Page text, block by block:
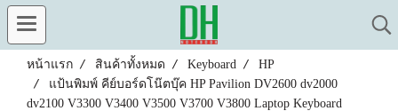
หน้าแรก สินค้าทั้งหมด Keyboard
HP
แป้นพิมพ์ คีย์บอร์ดโน๊ตบุ๊ค HP Pavilion DV2600 dv2000
dv2100 V3300 V3400 V3500 V3700 V3800 Laptop Keyboard